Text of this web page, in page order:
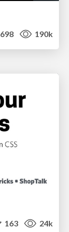
698 190k
163 24k